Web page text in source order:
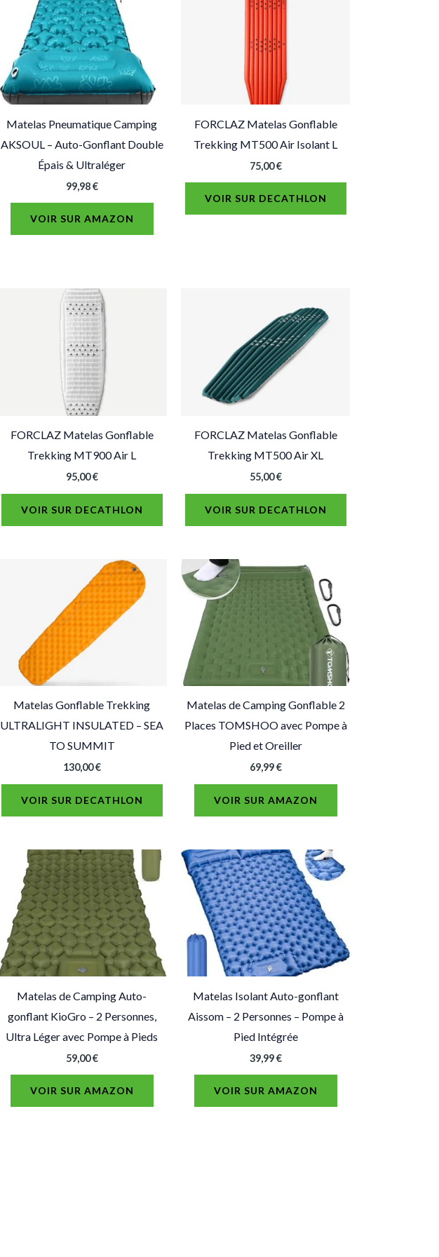
Matelas Pneumatique Camping
AKSOUL – Auto-Gonflant Double
Épais & Ultraléger
99,98€
VOIR SUR AMAZON
FORCLAZ Matelas Gonflable
Trekking MT500 Air Isolant L
75,00€
VOIR SUR DECATHLON
FORCLAZ Matelas Gonflable
Trekking MT900 Air L
95,00€
VOIR SUR DECATHLON
FORCLAZ Matelas Gonflable
Trekking MT500 Air XL
55,00€
VOIR SUR DECATHLON
Matelas Gonflable Trekking
ULTRALIGHT INSULATED – SEA
TO SUMMIT
130,00€
VOIR SUR DECATHLON
Matelas de Camping Gonflable 2
Places TOMSHOO avec Pompe à
Pied et Oreiller
69,99€
VOIR SUR AMAZON
Matelas de Camping Auto-
gonflant KioGro – 2 Personnes,
Ultra Léger avec Pompe à Pieds
59,00€
VOIR SUR AMAZON
Matelas Isolant Auto-gonflant
Aissom – 2 Personnes – Pompe à
Pied Intégrée
39,99€
VOIR SUR AMAZON